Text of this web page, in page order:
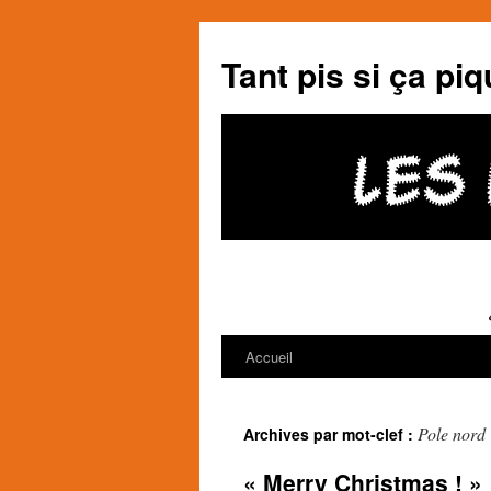
Tant pis si ça
Aller
contenu
Accueil
Archives par mot-clef : Pole nord
« Merry Christmas ! »